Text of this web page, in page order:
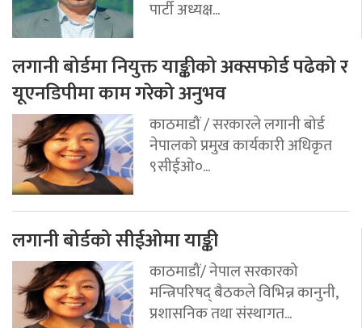
पार्टी अध्यक्ष...
लगानी बोर्डमा नियुक्त याङ्कीको अक्सफोर्ड पढेको र
यूएनडिपीमा काम गरेको अनुभव
काठमाडौं / सरकारले लगानी बोर्ड
नेपालको प्रमुख कार्यकारी अधिकृत
९सीईओ०...
लगानी बोर्डको सीईओमा याङ्की
काठमाडौं/ नेपाल सरकारको
मन्त्रिपरिषद् बैठकले विभिन्न कानुनी,
प्रशासनिक तथा संस्थागत...